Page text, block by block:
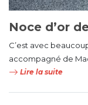
Noce d’or
C’est avec
accompagné de
Lire la suite